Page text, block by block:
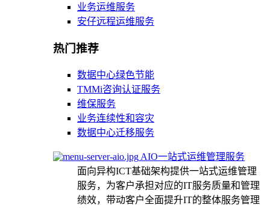
业务运维服务
安仔远程运维服务
热门推荐
数据中心绿色节能
TMMi咨询认证服务
维保服务
业务连续性和容灾
数据中心迁移服务
AIO一站式运维管理服务
面向异构ICT基础架构提供一站式运维管理
服务，为客户承担对应的IT服务质量和管理
绩效，带动客户全面提升IT的整体服务管理